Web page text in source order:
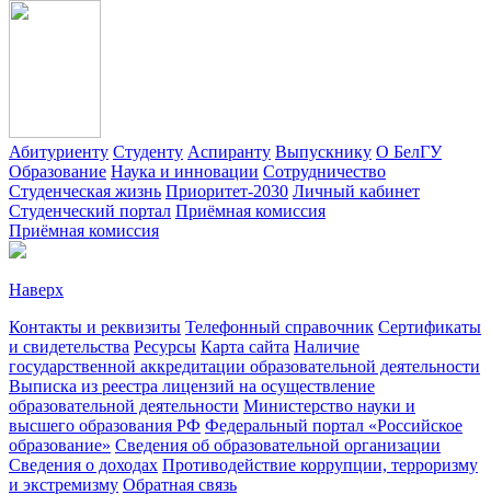
Абитуриенту Студенту Аспиранту Выпускнику О БелГУ
Образование Наука и инновации Сотрудничество
Студенческая жизнь Приоритет-2030 Личный кабинет
Студенческий портал Приёмная комиссия
Приёмная комиссия
Наверх
Контакты и реквизиты Телефонный справочник Сертификаты
и свидетельства Ресурсы Карта сайта Наличие
государственной аккредитации образовательной деятельности
Выписка из реестра лицензий на осуществление
образовательной деятельности Министерствo науки и
высшего образования РФ Федеральный портал «Российское
образование» Сведения об образовательной организации
Сведения о доходах Противодействие коррупции, терроризму
и экстремизму Обратная связь